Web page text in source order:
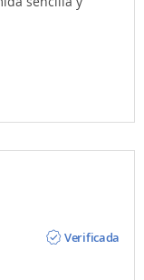
Verificada